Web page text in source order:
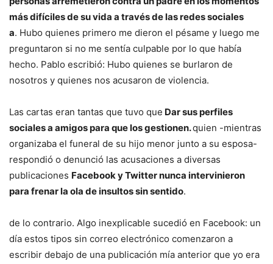
más difíciles de su vida a través de las redes sociales
a. Hubo quienes primero me dieron el pésame y luego me
preguntaron si no me sentía culpable por lo que había
hecho. Pablo escribió: Hubo quienes se burlaron de
nosotros y quienes nos acusaron de violencia.
Las cartas eran tantas que tuvo que Dar sus perfiles
sociales a amigos para que los gestionen.quien -mientras
organizaba el funeral de su hijo menor junto a su esposa-
respondió o denunció las acusaciones a diversas
publicaciones Facebook y Twitter nunca intervinieron
para frenar la ola de insultos sin sentido.
de lo contrario. Algo inexplicable sucedió en Facebook: un
día estos tipos sin correo electrónico comenzaron a
escribir debajo de una publicación mía anterior que yo era